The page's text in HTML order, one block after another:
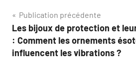
Navigation
de
l’article
Publication précédente
Les bijoux de protection et
: Comment les ornements
influencent les vibrations ?